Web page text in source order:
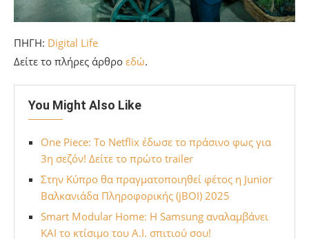
ΠΗΓΗ: Digital Life
Δείτε το πλήρες άρθρο εδώ.
You Might Also Like
One Piece: To Netflix έδωσε το πράσινο φως για
3η σεζόν! Δείτε το πρώτο trailer
Στην Κύπρο θα πραγματοποιηθεί φέτος η Junior
Βαλκανιάδα Πληροφορικής (jBOI) 2025
Smart Modular Home: Η Samsung αναλαμβάνει
ΚΑΙ το κτίσιμο του A.I. σπιτιού σου!